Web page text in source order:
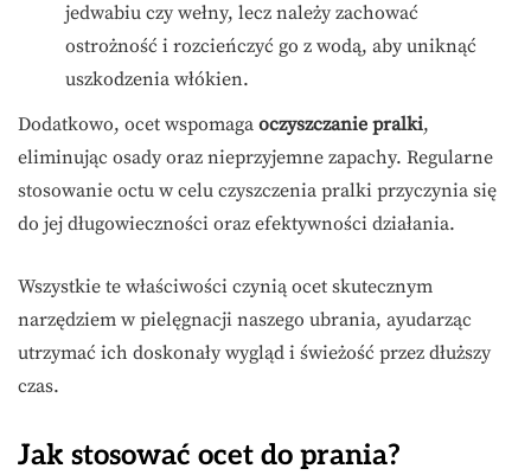
jedwabiu czy wełny, lecz należy zachować
ostrożność i rozcieńczyć go z wodą, aby uniknąć
uszkodzenia włókien.
Dodatkowo, ocet wspomaga oczyszczanie pralki,
eliminując osady oraz nieprzyjemne zapachy. Regularne
stosowanie octu w celu czyszczenia pralki przyczynia się
do jej długowieczności oraz efektywności działania.
Wszystkie te właściwości czynią ocet skutecznym
narzędziem w pielęgnacji naszego ubrania, ayudarząc
utrzymać ich doskonały wygląd i świeżość przez dłuższy
czas.
Jak stosować ocet do prania?